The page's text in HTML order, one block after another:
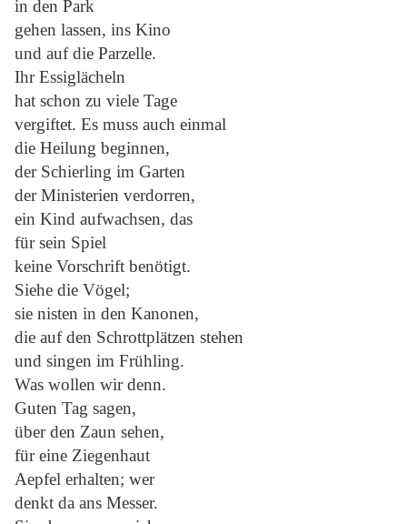
in den Park
gehen lassen, ins Kino
und auf die Parzelle.
Ihr Essiglächeln
hat schon zu viele Tage
vergiftet. Es muss auch einmal
die Heilung beginnen,
der Schierling im Garten
der Ministerien verdorren,
ein Kind aufwachsen, das
für sein Spiel
keine Vorschrift benötigt.
Siehe die Vögel;
sie nisten in den Kanonen,
die auf den Schrottplätzen stehen
und singen im Frühling.
Was wollen wir denn.
Guten Tag sagen,
über den Zaun sehen,
für eine Ziegenhaut
Aepfel erhalten; wer
denkt da ans Messer.